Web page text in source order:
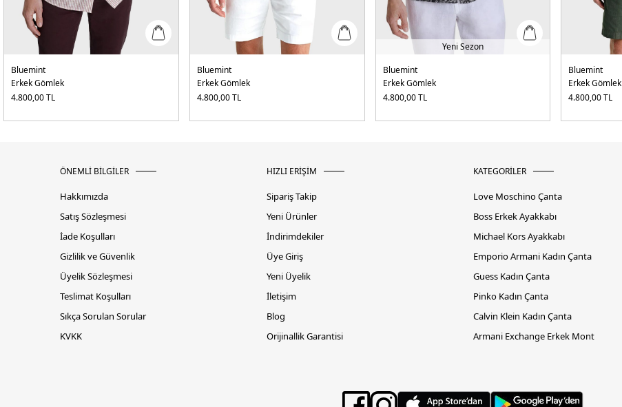
Bluemint
Erkek Gömlek
4.800,00TL
Bluemint
Erkek Gömlek
4.800,00TL
Yeni Sezon
Bluemint
Erkek Gömlek
4.800,00TL
Bluemint
Erkek Gömlek
4.800,00TL
ÖNEMLİ BİLGİLER
Hakkımızda
Satış Sözleşmesi
İade Koşulları
Gizlilik ve Güvenlik
Üyelik Sözleşmesi
Teslimat Koşulları
Sıkça Sorulan Sorular
KVKK
HIZLI ERİŞİM
Sipariş Takip
Yeni Ürünler
İndirimdekiler
Üye Giriş
Yeni Üyelik
İletişim
Blog
Orijinallik Garantisi
KATEGORİLER
Love Moschino Çanta
Boss Erkek Ayakkabı
Michael Kors Ayakkabı
Emporio Armani Kadın Çanta
Guess Kadın Çanta
Pinko Kadın Çanta
Calvin Klein Kadın Çanta
Armani Exchange Erkek Mont